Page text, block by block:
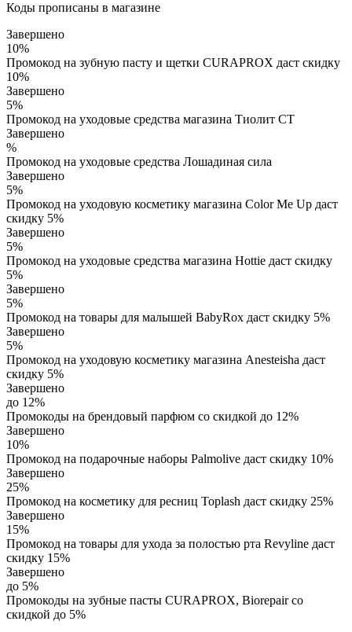
Коды прописаны в магазине
Завершено
10%
Промокод на зубную пасту и щетки CURAPROX даст скидку
10%
Завершено
5%
Промокод на уходовые средства магазина Тиолит СТ
Завершено
%
Промокод на уходовые средства Лошадиная сила
Завершено
5%
Промокод на уходовую косметику магазина Color Me Up даст
скидку 5%
Завершено
5%
Промокод на уходовые средства магазина Hottie даст скидку
5%
Завершено
5%
Промокод на товары для малышей BabyRox даст скидку 5%
Завершено
5%
Промокод на уходовую косметику магазина Anesteisha даст
скидку 5%
Завершено
до 12%
Промокоды на брендовый парфюм со скидкой до 12%
Завершено
10%
Промокод на подарочные наборы Palmolive даст скидку 10%
Завершено
25%
Промокод на косметику для ресниц Toplash даст скидку 25%
Завершено
15%
Промокод на товары для ухода за полостью рта Revyline даст
скидку 15%
Завершено
до 5%
Промокоды на зубные пасты CURAPROX, Biorepair со
скидкой до 5%